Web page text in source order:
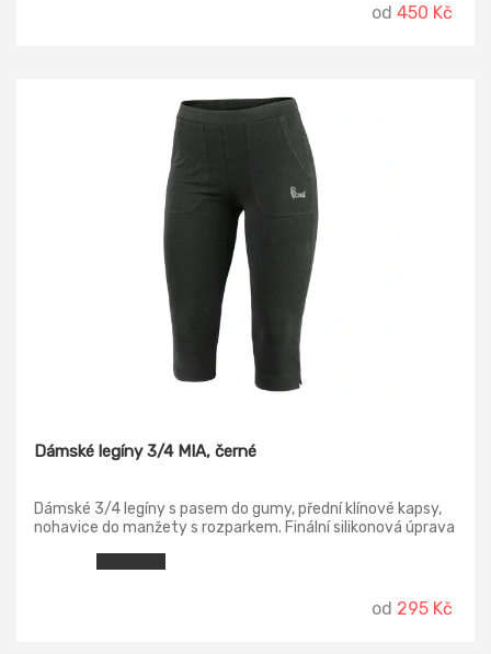
od 450 Kč
Dámské legíny 3/4 MIA, černé
Dámské 3/4 legíny s pasem do gumy, přední klínové kapsy,
nohavice do manžety s rozparkem. Finální silikonová úprava
od 295 Kč